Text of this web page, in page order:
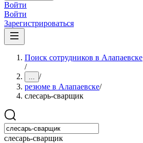
Войти
Войти
Зарегистрироваться
Поиск сотрудников в Алапаевске
/
... /
резюме в Алапаевске/
слесарь-сварщик
слесарь-сварщик